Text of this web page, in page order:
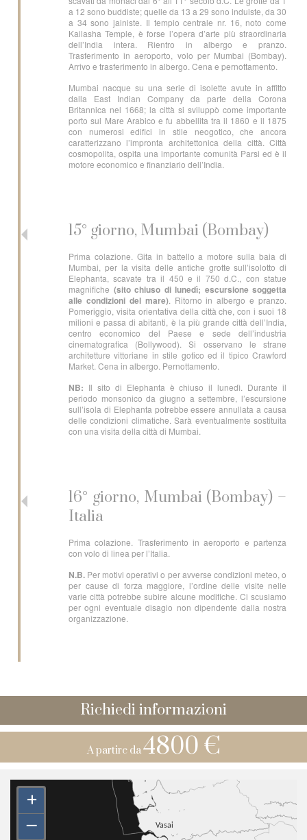
a 12 sono buddiste; quelle da 13 a 29 sono induiste, da 30
a 34 sono jainiste. Il tempio centrale nr. 16, noto come
Kailasha Temple, è forse l’opera d’arte più straordinaria
dell’India intera. Rientro in albergo e pranzo.
Trasferimento in aeroporto, volo per Mumbai (Bombay).
Arrivo e trasferimento in albergo. Cena e pernottamento.
Mumbai nacque su una serie di isolette avute in affitto
dalla East Indian Company da parte della Corona
Britannica nel 1668; la città si sviluppò come importante
porto sul Mare Arabico e fu abbellita tra il 1860 e il 1875
con numerosi edifici in stile neogotico, che ancora
caratterizzano l’impronta architettonica della città. Città
cosmopolita, ospita una importante comunità Parsi ed è il
motore economico e finanziario dell’India.
15° giorno, Mumbai (Bombay)
Prima colazione. Gita in battello a motore sulla baia di
Mumbai, per la visita delle antiche grotte sull’isolotto di
Elephanta, scavate tra il 450 e il 750 d.C., con statue
magnifiche (sito chiuso di lunedì; escursione soggetta
alle condizioni del mare). Ritorno in albergo e pranzo.
Pomeriggio, visita orientativa della città che, con i suoi 18
milioni e passa di abitanti, è la più grande città dell’India,
centro economico del Paese e sede dell’industria
cinematografica (Bollywood). Si osservano le strane
architetture vittoriane in stile gotico ed il tipico Crawford
Market. Cena in albergo. Pernottamento.
NB: Il sito di Elephanta è chiuso il lunedì. Durante il
periodo monsonico da giugno a settembre, l’escursione
sull’isola di Elephanta potrebbe essere annullata a causa
delle condizioni climatiche. Sarà eventualmente sostituita
con una visita della città di Mumbai.
16° giorno, Mumbai (Bombay) –
Italia
Prima colazione. Trasferimento in aeroporto e partenza
con volo di linea per l’Italia.
N.B. Per motivi operativi o per avverse condizioni meteo, o
per cause di forza maggiore, l’ordine delle visite nelle
varie città potrebbe subire alcune modifiche. Ci scusiamo
per ogni eventuale disagio non dipendente dalla nostra
organizzazione.
Richiedi informazioni
A partire da4800 €
+
–